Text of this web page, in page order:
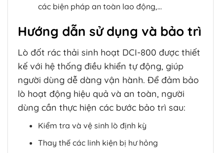
các biện pháp an toàn lao động,…
Hướng dẫn sử dụng và bảo trì
Lò đốt rác thải sinh hoạt DCI-800 được thiết
kế với hệ thống điều khiển tự động, giúp
người dùng dễ dàng vận hành. Để đảm bảo
lò hoạt động hiệu quả và an toàn, người
dùng cần thực hiện các bước bảo trì sau:
Kiểm tra và vệ sinh lò định kỳ
Thay thế các linh kiện bị hư hỏng